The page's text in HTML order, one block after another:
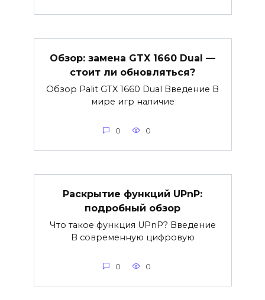
Обзор: замена GTX 1660 Dual —
стоит ли обновляться?
Обзор Palit GTX 1660 Dual Введение В
мире игр наличие
0 0
Раскрытие функций UPnP:
подробный обзор
Что такое функция UPnP? Введение
В современную цифровую
0 0